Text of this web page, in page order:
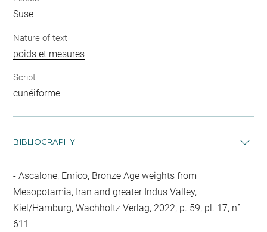
Suse
Nature of text
poids et mesures
Script
cunéiforme
BIBLIOGRAPHY
Ascalone, Enrico, Bronze Age weights from
Mesopotamia, Iran and greater Indus Valley,
Kiel/Hamburg, Wachholtz Verlag, 2022, p. 59, pl. 17, n°
611